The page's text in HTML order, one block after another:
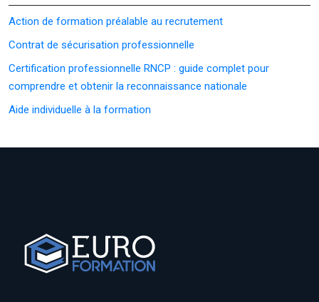
Action de formation préalable au recrutement
Contrat de sécurisation professionnelle
Certification professionnelle RNCP : guide complet pour
comprendre et obtenir la reconnaissance nationale
Aide individuelle à la formation